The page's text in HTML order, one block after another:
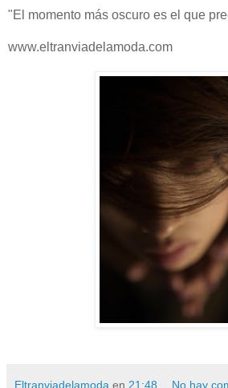
"El momento más oscuro es el que
www.eltranviadelamoda.com
Eltranviadelamoda en 21:48 No hay